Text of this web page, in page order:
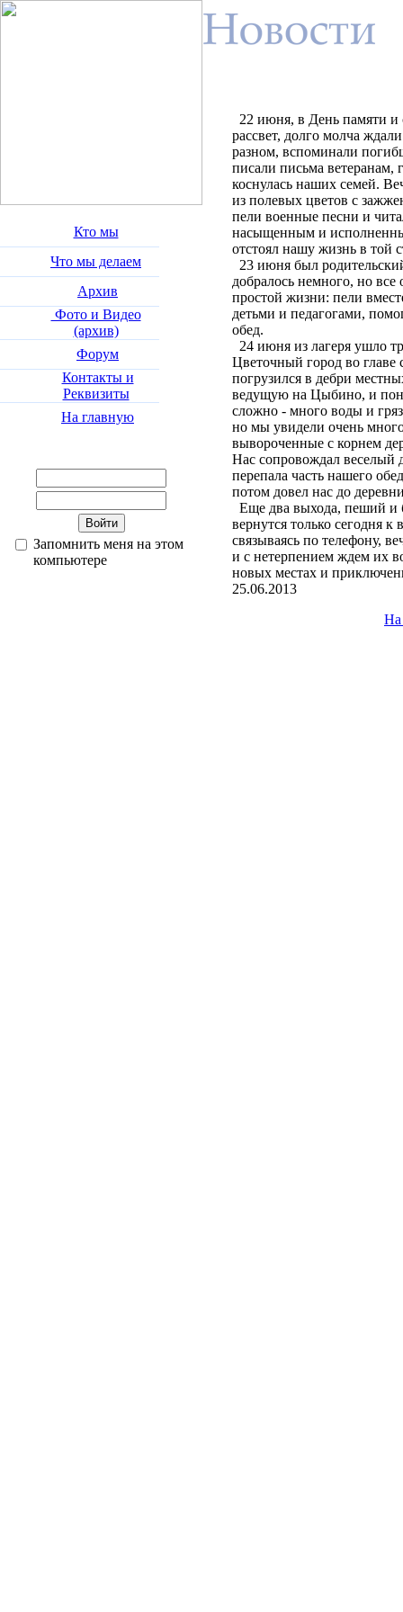
Кто мы
Что мы делаем
Архив
Фото и Видео
(архив)
Форум
Контакты и
Реквизиты
На главную
Запомнить меня на этом
компьютере
22 июня, в День памяти и
рассвет, долго молча
разном, вспоминали
писали письма ветеранам,
коснулась наших семей.
из полевых цветов с
пели военные песни и
насыщенным и
отстоял нашу жизнь в той
23 июня был
добралось немного, но
простой жизни: пели
детьми и педагогами,
обед.
24 июня из лагеря ушло
Цветочный город во
погрузился в дебри
ведущую на Цыбино, и
сложно - много воды и
но мы увидели очень
вывороченные с корнем
Нас сопровождал веселый
перепала часть нашего
потом довел нас до
Еще два выхода, пеший и
вернутся только сегодня
связываясь по телефону,
и с нетерпением ждем их
новых местах и
25.06.2013
На